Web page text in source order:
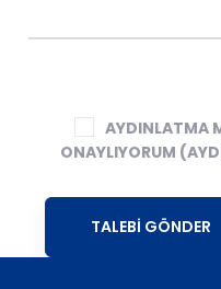
AYDINLATMA
ONAYLIYORUM